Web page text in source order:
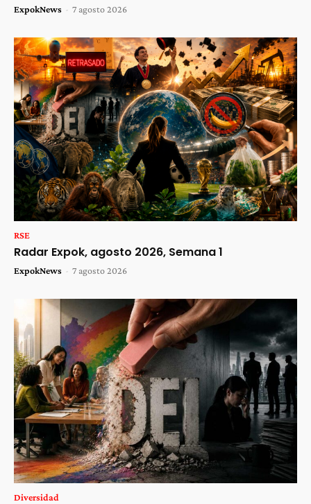
ExpokNews - 7 agosto 2026
RSE
Radar Expok, agosto 2026, Semana 1
ExpokNews - 7 agosto 2026
Diversidad